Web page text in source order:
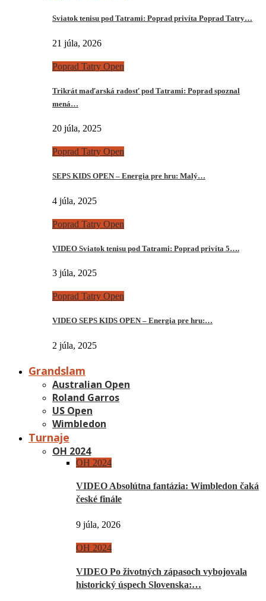
Sviatok tenisu pod Tatrami: Poprad privíta Poprad Tatry…
21 júla, 2026
Poprad Tatry Open
Trikrát maďarská radosť pod Tatrami: Poprad spoznal
mená…
20 júla, 2025
Poprad Tatry Open
SEPS KIDS OPEN – Energia pre hru: Malý…
4 júla, 2025
Poprad Tatry Open
VIDEO Sviatok tenisu pod Tatrami: Poprad privíta 5….
3 júla, 2025
Poprad Tatry Open
VIDEO SEPS KIDS OPEN – Energia pre hru:…
2 júla, 2025
Grandslam
Australian Open
Roland Garros
US Open
Wimbledon
Turnaje
OH 2024
OH 2024
VIDEO Absolútna fantázia: Wimbledon čaká
české finále
9 júla, 2026
OH 2024
VIDEO Po životných zápasoch vybojovala
historický úspech Slovenska:…